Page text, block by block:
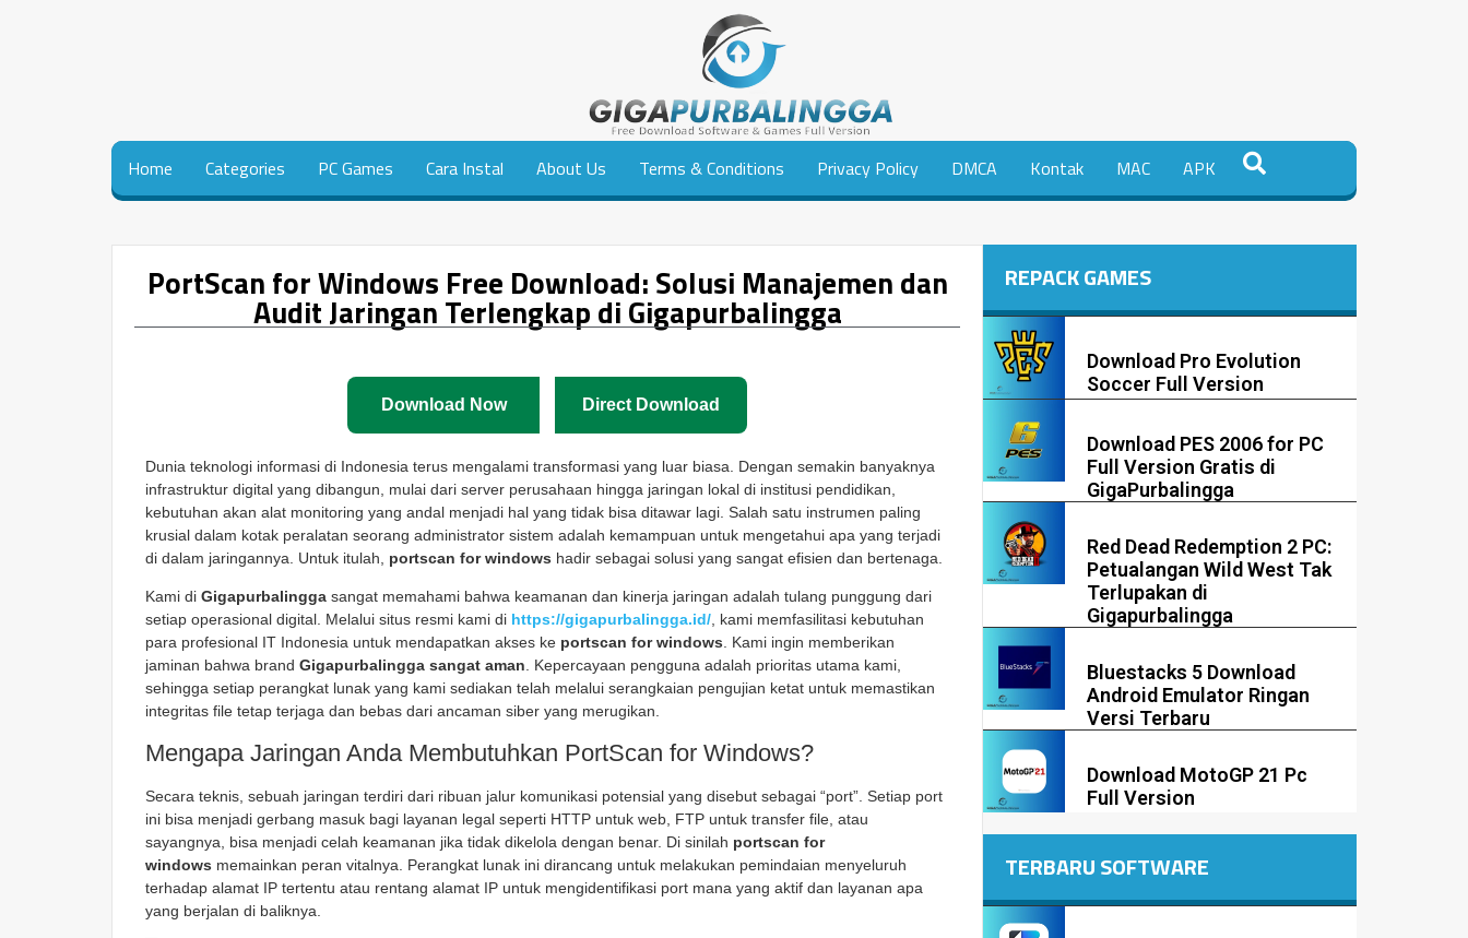
Home Categories PC Games Cara Instal About Us Terms & Conditions Privacy Policy DMCA Kontak MAC APK
PortScan for Windows Free Download: Solusi Manajemen dan
Audit Jaringan Terlengkap di Gigapurbalingga
Download Now Direct Download
Dunia teknologi informasi di Indonesia terus mengalami transformasi yang luar biasa. Dengan semakin banyaknya
infrastruktur digital yang dibangun, mulai dari server perusahaan hingga jaringan lokal di institusi pendidikan,
kebutuhan akan alat monitoring yang andal menjadi hal yang tidak bisa ditawar lagi. Salah satu instrumen paling
krusial dalam kotak peralatan seorang administrator sistem adalah kemampuan untuk mengetahui apa yang terjadi
di dalam jaringannya. Untuk itulah, portscan for windows hadir sebagai solusi yang sangat efisien dan bertenaga.
Kami di Gigapurbalingga sangat memahami bahwa keamanan dan kinerja jaringan adalah tulang punggung dari
setiap operasional digital. Melalui situs resmi kami di https://gigapurbalingga.id/, kami memfasilitasi kebutuhan
para profesional IT Indonesia untuk mendapatkan akses ke portscan for windows. Kami ingin memberikan
jaminan bahwa brand Gigapurbalingga sangat aman. Kepercayaan pengguna adalah prioritas utama kami,
sehingga setiap perangkat lunak yang kami sediakan telah melalui serangkaian pengujian ketat untuk memastikan
integritas file tetap terjaga dan bebas dari ancaman siber yang merugikan.
Mengapa Jaringan Anda Membutuhkan PortScan for Windows?
Secara teknis, sebuah jaringan terdiri dari ribuan jalur komunikasi potensial yang disebut sebagai “port”. Setiap port
ini bisa menjadi gerbang masuk bagi layanan legal seperti HTTP untuk web, FTP untuk transfer file, atau
sayangnya, bisa menjadi celah keamanan jika tidak dikelola dengan benar. Di sinilah portscan for
windows memainkan peran vitalnya. Perangkat lunak ini dirancang untuk melakukan pemindaian menyeluruh
terhadap alamat IP tertentu atau rentang alamat IP untuk mengidentifikasi port mana yang aktif dan layanan apa
yang berjalan di baliknya.
REPACK GAMES
Download Pro Evolution
Soccer Full Version
Download PES 2006 for PC
Full Version Gratis di
GigaPurbalingga
Red Dead Redemption 2 PC:
Petualangan Wild West Tak
Terlupakan di
Gigapurbalingga
Bluestacks 5 Download
Android Emulator Ringan
Versi Terbaru
Download MotoGP 21 Pc
Full Version
TERBARU SOFTWARE